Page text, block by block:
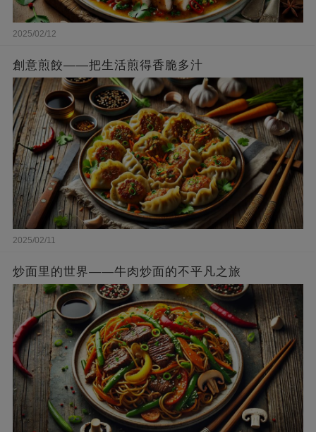
2025/02/12
創意煎餃——把生活煎得香脆多汁
2025/02/11
炒面里的世界——牛肉炒面的不平凡之旅